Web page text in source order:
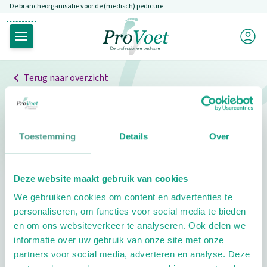
Toestemming Details Over
Deze website maakt gebruik van cookies
We gebruiken cookies om content en advertenties te
personaliseren, om functies voor social media te bieden
en om ons websiteverkeer te analyseren. Ook delen we
informatie over uw gebruik van onze site met onze
partners voor social media, adverteren en analyse. Deze
Overslaan en naar de inhoud gaan
De brancheorganisatie voor de (medisch) pedicure
Open hoofdmenu
Ga naar de homepagina
Mijn
Terug naar overzicht
Professionals
Pedicure niet gevonden
pedicure.